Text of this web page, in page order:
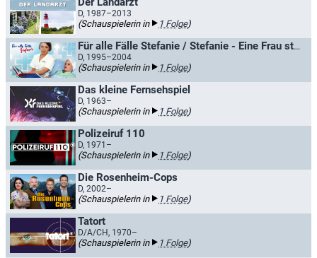
D, 1987–2013
(Schauspielerin in 1 Folge)
Für alle Fälle Stefanie / Stefanie - Eine Frau startet durch
D, 1995–2004
(Schauspielerin in 1 Folge)
Das kleine Fernsehspiel
D, 1963–
(Schauspielerin in 1 Folge)
Polizeiruf 110
D, 1971–
(Schauspielerin in 1 Folge)
Die Rosenheim-Cops
D, 2002–
(Schauspielerin in 1 Folge)
Tatort
D/A/CH, 1970–
(Schauspielerin in 1 Folge)